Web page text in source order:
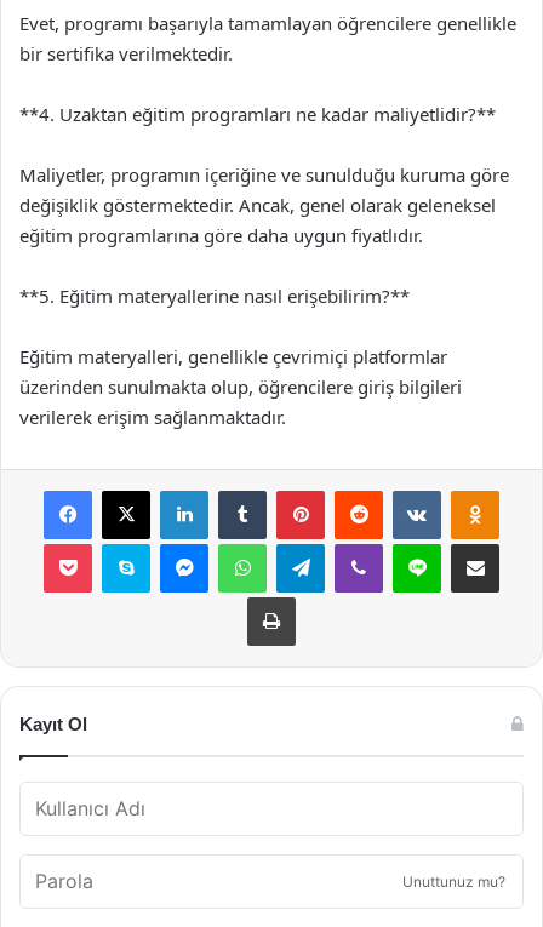
Evet, programı başarıyla tamamlayan öğrencilere genellikle
bir sertifika verilmektedir.
**4. Uzaktan eğitim programları ne kadar maliyetlidir?**
Maliyetler, programın içeriğine ve sunulduğu kuruma göre
değişiklik göstermektedir. Ancak, genel olarak geleneksel
eğitim programlarına göre daha uygun fiyatlıdır.
**5. Eğitim materyallerine nasıl erişebilirim?**
Eğitim materyalleri, genellikle çevrimiçi platformlar
üzerinden sunulmakta olup, öğrencilere giriş bilgileri
verilerek erişim sağlanmaktadır.
Facebook
X LinkedInTumblr PinterestReddit VKontakte
Pocket Skype MessengerWhatsAppTelegramViber Line E-Posta ile
Yazdır
Kayıt Ol
Unuttunuz mu?